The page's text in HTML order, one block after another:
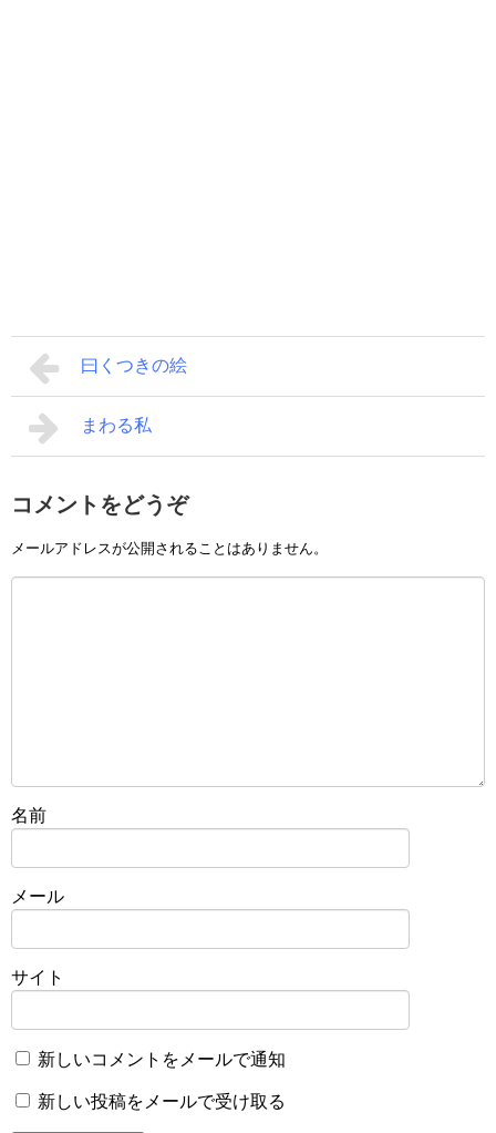
曰くつきの絵
まわる私
コメントをどうぞ
メールアドレスが公開されることはありません。
名前
メール
サイト
新しいコメントをメールで通知
新しい投稿をメールで受け取る